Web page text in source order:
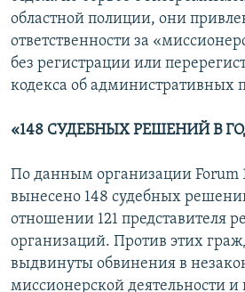
областной полиции, они
ответственности за
без регистрации или
кодекса об административных
«148 СУДЕБНЫХ РЕШЕНИЙ В
По данным организации Forum
вынесено 148 судебных
отношении 121 представителя
организаций. Против этих
выдвинуты обвинения в
миссионерской деятельности и